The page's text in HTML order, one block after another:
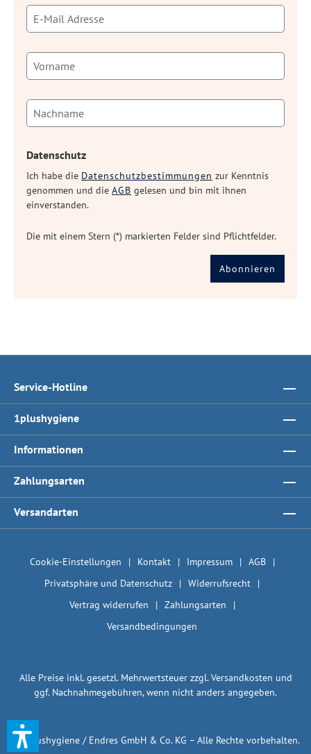
Datenschutz
Ich habe die Datenschutzbestimmungen zur Kenntnis
genommen und die AGB gelesen und bin mit ihnen
einverstanden.
Die mit einem Stern (*) markierten Felder sind Pflichtfelder.
Abonnieren
Service-Hotline
1plushygiene
Informationen
Zahlungsarten
Versandarten
Cookie-Einstellungen Kontakt Impressum
AGB
Privatsphäre und Datenschutz
Widerrufsrecht
Vertrag widerrufen
Zahlungsarten
Versandbedingungen
Alle Preise inkl. gesetzl. Mehrwertsteuer zzgl.Versandkosten und
ggf. Nachnahmegebühren, wenn nicht anders angegeben.
© 1plushygiene / Endres GmbH & Co. KG – Alle Rechte vorbehalten.